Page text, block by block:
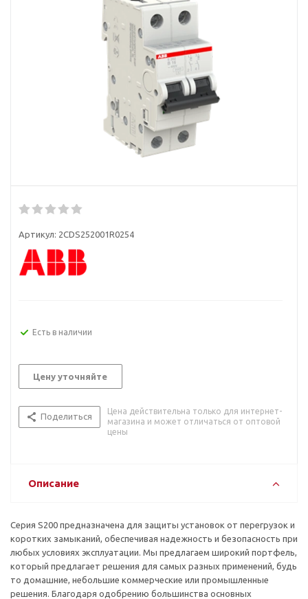
Артикул: 2CDS252001R0254
Есть в наличии
Цену уточняйте
Поделиться
Цена действительна только для интернет-
магазина и может отличаться от оптовой
цены
Описание
Серия S200 предназначена для защиты установок от перегрузок и
коротких замыканий, обеспечивая надежность и безопасность при
любых условиях эксплуатации. Мы предлагаем широкий портфель,
который предлагает решения для самых разных применений, будь
то домашние, небольшие коммерческие или промышленные
решения. Благодаря одобрению большинства основных